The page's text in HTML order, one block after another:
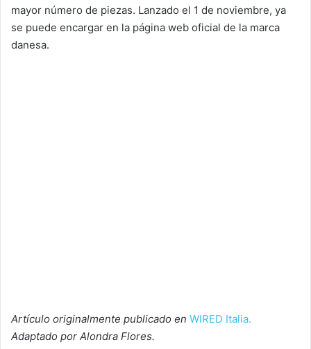
mayor número de piezas. Lanzado el 1 de noviembre, ya
se puede encargar en la página web oficial de la marca
danesa.
Artículo originalmente publicado en WIRED Italia.
Adaptado por Alondra Flores.